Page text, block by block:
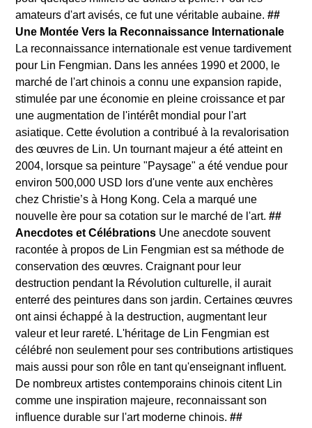
amateurs d'art avisés, ce fut une véritable aubaine.##
Une Montée Vers la Reconnaissance Internationale
La reconnaissance internationale est venue tardivement
pour Lin Fengmian. Dans les années 1990 et 2000, le
marché de l'art chinois a connu une expansion rapide,
stimulée par une économie en pleine croissance et par
une augmentation de l'intérêt mondial pour l'art
asiatique. Cette évolution a contribué à la revalorisation
des œuvres de Lin. Un tournant majeur a été atteint en
2004, lorsque sa peinture "Paysage" a été vendue pour
environ 500,000 USD lors d'une vente aux enchères
chez Christie’s à Hong Kong. Cela a marqué une
nouvelle ère pour sa cotation sur le marché de l'art.##
Anecdotes et Célébrations Une anecdote souvent
racontée à propos de Lin Fengmian est sa méthode de
conservation des œuvres. Craignant pour leur
destruction pendant la Révolution culturelle, il aurait
enterré des peintures dans son jardin. Certaines œuvres
ont ainsi échappé à la destruction, augmentant leur
valeur et leur rareté. L'héritage de Lin Fengmian est
célébré non seulement pour ses contributions artistiques
mais aussi pour son rôle en tant qu'enseignant influent.
De nombreux artistes contemporains chinois citent Lin
comme une inspiration majeure, reconnaissant son
influence durable sur l'art moderne chinois.##